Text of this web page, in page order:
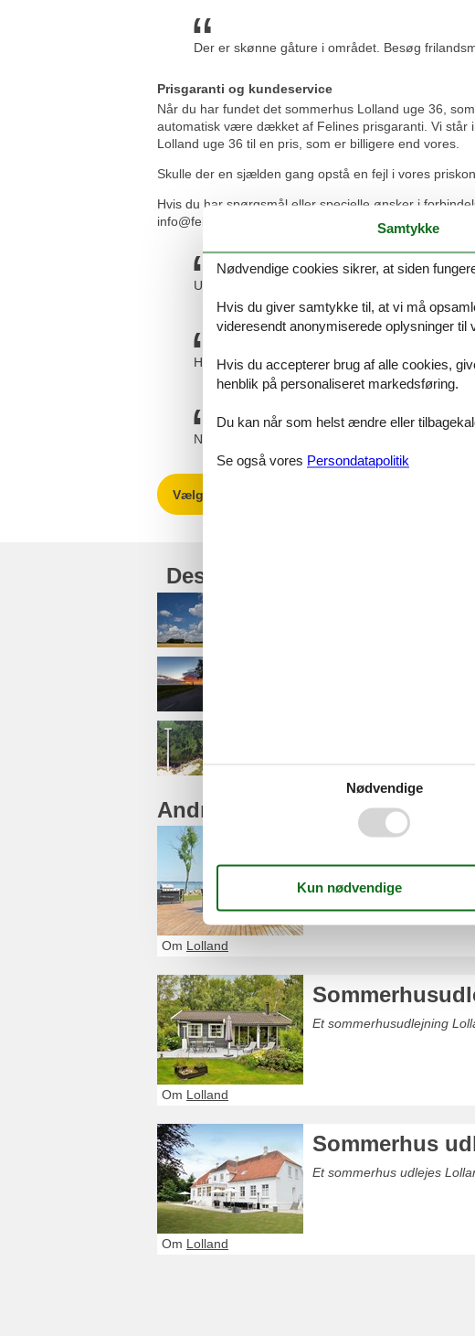
Der er skønne gåture i området. Besøg
Prisgaranti og kundeservice
Når du har fundet det sommerhus Lolland uge 36,
automatisk være dækket af Felines prisgaranti. Vi står
Lolland uge 36 til en pris, som er billigere end vores.
Skulle der en sjælden gang opstå en fejl i vores
Hvis du har spørgsmål eller specielle ønsker i
info@feline.dk eller ring på 8724 2251.
Uden problemer. Simpelt, hurtigt og overskueligt.
Har booket et sommerhus. Det var nemt og
Nemt og overskueligt, har også tidligere booket
Vælg mellem 114 sommerhuse
Destinationer under Lolland
Andre artikler om Lolland
Sommerhus
ingenting finde det helt
Om Lolland
Et sommerhusudlejning
Om Lolland
Sommerhus
Et sommerhus udlejes
Om Lolland
Samtykke
Nødvendige cookies sikrer, at siden
Hvis du giver samtykke til, at vi må
videresendt anonymiserede oplysninger til
Hvis du accepterer brug af alle cookies,
henblik på personaliseret markedsføring.
Du kan når som helst ændre eller
Se også vores Persondatapolitik
Nødvendige